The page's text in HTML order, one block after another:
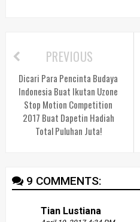
PREVIOUS
Dicari Para Pencinta Budaya
Indonesia Buat Ikutan Uzone
Stop Motion Competition
2017 Buat Dapetin Hadiah
Total Puluhan Juta!
9 COMMENTS:
Tian Lustiana